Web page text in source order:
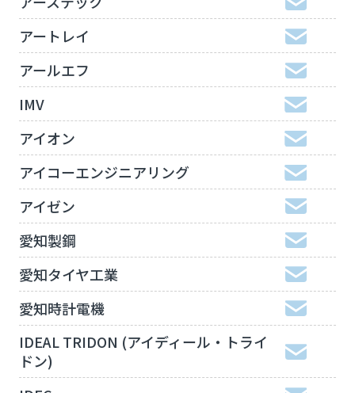
アートレイ
アールエフ
IMV
アイオン
アイコーエンジニアリング
アイゼン
愛知製鋼
愛知タイヤ工業
愛知時計電機
IDEAL TRIDON (アイディール・トライ
ドン)